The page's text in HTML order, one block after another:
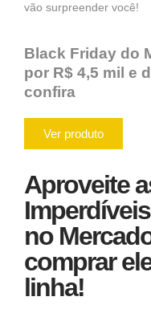
vão surpreender você!
Black Friday do
por R$ 4,5 mil e
confira
Ver produto
Aproveite
no
comprar
linha!